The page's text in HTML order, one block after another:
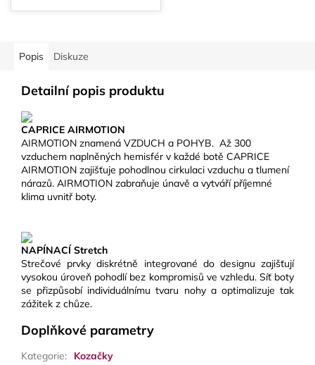
Popis Diskuze
Detailní popis produktu
CAPRICE AIRMOTION
AIRMOTION znamená VZDUCH a POHYB. Až 300
vzduchem naplněných hemisfér v každé botě CAPRICE
AIRMOTION zajišťuje pohodlnou cirkulaci vzduchu a tlumení
nárazů. AIRMOTION zabraňuje únavě a vytváří příjemné
klima uvnitř boty.
NAPÍNACÍ Stretch
Strečové prvky diskrétně integrované do designu zajišťují
vysokou úroveň pohodlí bez kompromisů ve vzhledu. Síť boty
se přizpůsobí individuálnímu tvaru nohy a optimalizuje tak
zážitek z chůze.
Doplňkové parametry
Kategorie:
Kozačky